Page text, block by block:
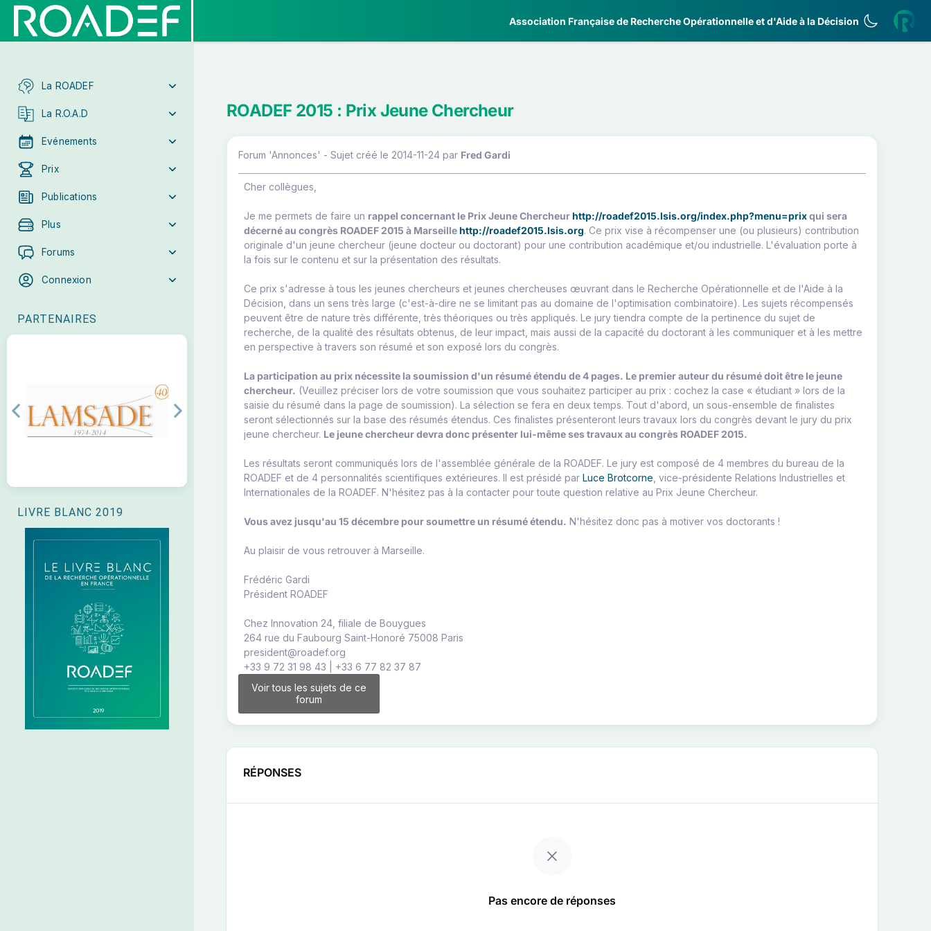
La ROADEF
La R.O.A.D
Evénements
Prix
Publications
Plus
Forums
Connexion
PARTENAIRES
Previous Next
LIVRE BLANC 2019
Association Française de Recherche Opérationnelle et d'Aide à la Décision
ROADEF 2015 : Prix Jeune Chercheur
Forum 'Annonces' - Sujet créé le 2014-11-24 par Fred Gardi
Cher collègues,
Je me permets de faire un rappel concernant le Prix Jeune Chercheurhttp://roadef2015.lsis.org/index.php?menu=prixqui sera
décerné au congrès ROADEF 2015 à Marseillehttp://roadef2015.lsis.org. Ce prix vise à récompenser une (ou plusieurs) contribution
originale d'un jeune chercheur (jeune docteur ou doctorant) pour une contribution académique et/ou industrielle. L'évaluation porte à
la fois sur le contenu et sur la présentation des résultats.
Ce prix s'adresse à tous les jeunes chercheurs et jeunes chercheuses œuvrant dans le Recherche Opérationnelle et de l'Aide à la
Décision, dans un sens très large (c'est-à-dire ne se limitant pas au domaine de l'optimisation combinatoire). Les sujets récompensés
peuvent être de nature très différente, très théoriques ou très appliqués. Le jury tiendra compte de la pertinence du sujet de
recherche, de la qualité des résultats obtenus, de leur impact, mais aussi de la capacité du doctorant à les communiquer et à les mettre
en perspective à travers son résumé et son exposé lors du congrès.
La participation au prix nécessite la soumission d'un résumé étendu de 4 pages. Le premier auteur du résumé doit être le jeune
chercheur. (Veuillez préciser lors de votre soumission que vous souhaitez participer au prix : cochez la case « étudiant » lors de la
saisie du résumé dans la page de soumission). La sélection se fera en deux temps. Tout d'abord, un sous-ensemble de finalistes
seront sélectionnés sur la base des résumés étendus. Ces finalistes présenteront leurs travaux lors du congrès devant le jury du prix
jeune chercheur. Le jeune chercheur devra donc présenter lui-même ses travaux au congrès ROADEF 2015.
Les résultats seront communiqués lors de l'assemblée générale de la ROADEF. Le jury est composé de 4 membres du bureau de la
ROADEF et de 4 personnalités scientifiques extérieures. Il est présidé par Luce Brotcorne , vice-présidente Relations Industrielles et
Internationales de la ROADEF. N'hésitez pas à la contacter pour toute question relative au Prix Jeune Chercheur.
Vous avez jusqu'au 15 décembre pour soumettre un résumé étendu. N'hésitez donc pas à motiver vos doctorants !
Au plaisir de vous retrouver à Marseille.
Frédéric Gardi
Président ROADEF
Chez Innovation 24, filiale de Bouygues
264 rue du Faubourg Saint-Honoré 75008 Paris
president@roadef.org
+33 9 72 31 98 43 | +33 6 77 82 37 87
Voir tous les sujets de ce
forum
RÉPONSES
Pas encore de réponses